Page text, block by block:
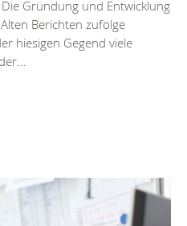
Gründung und Entwicklung
Berichten zufolge
hiesigen Gegend viele